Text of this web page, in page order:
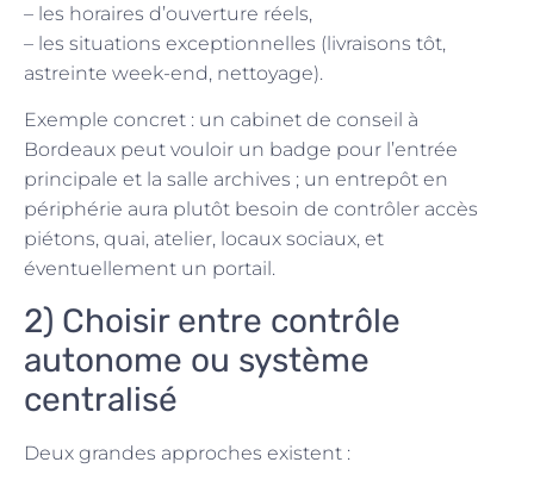
– les horaires d’ouverture réels,
– les situations exceptionnelles (livraisons tôt,
astreinte week-end, nettoyage).
Exemple concret : un cabinet de conseil à
Bordeaux peut vouloir un badge pour l’entrée
principale et la salle archives ; un entrepôt en
périphérie aura plutôt besoin de contrôler accès
piétons, quai, atelier, locaux sociaux, et
éventuellement un portail.
2) Choisir entre contrôle
autonome ou système
centralisé
Deux grandes approches existent :